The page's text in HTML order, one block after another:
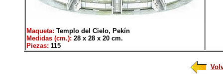
Maqueta: Templo del Cielo, Pekín
Medidas (cm.): 28 x 28 x 20 cm.
Piezas: 115